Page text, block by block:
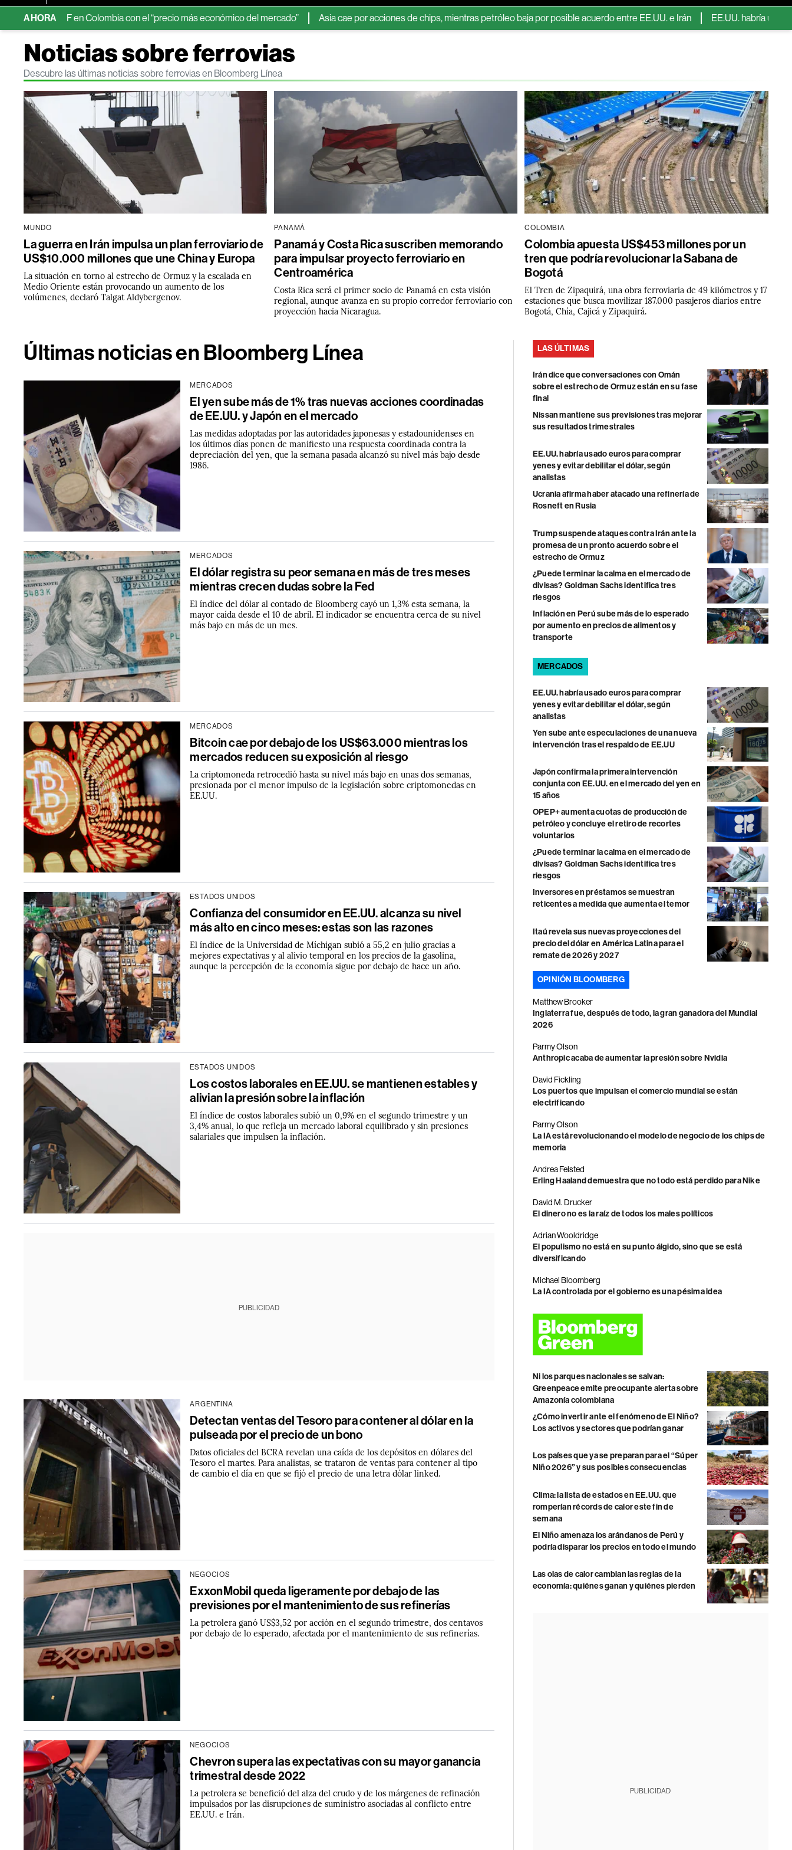
AHORA
ETF en Colombia con el “precio más económico del mercado” Asia cae por acciones de chips, mientras petróleo baja por posible acuerdo entre EE.UU. e Irán EE.UU. habría usado euros
Noticias sobre ferrovias
Descubre las últimas noticias sobre ferrovias en Bloomberg Línea
MUNDO
La guerra en Irán impulsa un plan ferroviario de
US$10.000 millones que une China y Europa
La situación en torno al estrecho de Ormuz y la escalada en
Medio Oriente están provocando un aumento de los
volúmenes, declaró Talgat Aldybergenov.
PANAMÁ
Panamá y Costa Rica suscriben memorando
para impulsar proyecto ferroviario en
Centroamérica
Costa Rica será el primer socio de Panamá en esta visión
regional, aunque avanza en su propio corredor ferroviario con
proyección hacia Nicaragua.
COLOMBIA
Colombia apuesta US$453 millones por un
tren que podría revolucionar la Sabana de
Bogotá
El Tren de Zipaquirá, una obra ferroviaria de 49 kilómetros y 17
estaciones que busca movilizar 187.000 pasajeros diarios entre
Bogotá, Chía, Cajicá y Zipaquirá.
Últimas noticias en Bloomberg Línea
MERCADOS
El yen sube más de 1% tras nuevas acciones coordinadas
de EE.UU. y Japón en el mercado
Las medidas adoptadas por las autoridades japonesas y estadounidenses en
los últimos días ponen de manifiesto una respuesta coordinada contra la
depreciación del yen, que la semana pasada alcanzó su nivel más bajo desde
1986.
MERCADOS
El dólar registra su peor semana en más de tres meses
mientras crecen dudas sobre la Fed
El índice del dólar al contado de Bloomberg cayó un 1,3% esta semana, la
mayor caída desde el 10 de abril. El indicador se encuentra cerca de su nivel
más bajo en más de un mes.
MERCADOS
Bitcoin cae por debajo de los US$63.000 mientras los
mercados reducen su exposición al riesgo
La criptomoneda retrocedió hasta su nivel más bajo en unas dos semanas,
presionada por el menor impulso de la legislación sobre criptomonedas en
EE.UU.
ESTADOS UNIDOS
Confianza del consumidor en EE.UU. alcanza su nivel
más alto en cinco meses: estas son las razones
El índice de la Universidad de Míchigan subió a 55,2 en julio gracias a
mejores expectativas y al alivio temporal en los precios de la gasolina,
aunque la percepción de la economía sigue por debajo de hace un año.
ESTADOS UNIDOS
Los costos laborales en EE.UU. se mantienen estables y
alivian la presión sobre la inflación
El índice de costos laborales subió un 0,9% en el segundo trimestre y un
3,4% anual, lo que refleja un mercado laboral equilibrado y sin presiones
salariales que impulsen la inflación.
PUBLICIDAD
ARGENTINA
Detectan ventas del Tesoro para contener al dólar en la
pulseada por el precio de un bono
Datos oficiales del BCRA revelan una caída de los depósitos en dólares del
Tesoro el martes. Para analistas, se trataron de ventas para contener al tipo
de cambio el día en que se fijó el precio de una letra dólar linked.
NEGOCIOS
ExxonMobil queda ligeramente por debajo de las
previsiones por el mantenimiento de sus refinerías
La petrolera ganó US$3,52 por acción en el segundo trimestre, dos centavos
por debajo de lo esperado, afectada por el mantenimiento de sus refinerías.
NEGOCIOS
Chevron supera las expectativas con su mayor ganancia
trimestral desde 2022
La petrolera se benefició del alza del crudo y de los márgenes de refinación
impulsados por las disrupciones de suministro asociadas al conflicto entre
EE.UU. e Irán.
LAS ÚLTIMAS
Irán dice que conversaciones con Omán
sobre el estrecho de Ormuz están en su fase
final
Nissan mantiene sus previsiones tras mejorar
sus resultados trimestrales
EE.UU. habría usado euros para comprar
yenes y evitar debilitar el dólar, según
analistas
Ucrania afirma haber atacado una refinería de
Rosneft en Rusia
Trump suspende ataques contra Irán ante la
promesa de un pronto acuerdo sobre el
estrecho de Ormuz
¿Puede terminar la calma en el mercado de
divisas? Goldman Sachs identifica tres
riesgos
Inflación en Perú sube más de lo esperado
por aumento en precios de alimentos y
transporte
MERCADOS
EE.UU. habría usado euros para comprar
yenes y evitar debilitar el dólar, según
analistas
Yen sube ante especulaciones de una nueva
intervención tras el respaldo de EE.UU
Japón confirma la primera intervención
conjunta con EE.UU. en el mercado del yen en
15 años
OPEP+ aumenta cuotas de producción de
petróleo y concluye el retiro de recortes
voluntarios
¿Puede terminar la calma en el mercado de
divisas? Goldman Sachs identifica tres
riesgos
Inversores en préstamos se muestran
reticentes a medida que aumenta el temor
Itaú revela sus nuevas proyecciones del
precio del dólar en América Latina para el
remate de 2026 y 2027
OPINIÓN BLOOMBERG
Matthew Brooker
Inglaterra fue, después de todo, la gran ganadora del Mundial
2026
Parmy Olson
Anthropic acaba de aumentar la presión sobre Nvidia
David Fickling
Los puertos que impulsan el comercio mundial se están
electrificando
Parmy Olson
La IA está revolucionando el modelo de negocio de los chips de
memoria
Andrea Felsted
Erling Haaland demuestra que no todo está perdido para Nike
David M. Drucker
El dinero no es la raíz de todos los males políticos
Adrian Wooldridge
El populismo no está en su punto álgido, sino que se está
diversificando
Michael Bloomberg
La IA controlada por el gobierno es una pésima idea
Ni los parques nacionales se salvan:
Greenpeace emite preocupante alerta sobre
Amazonía colombiana
¿Cómo invertir ante el fenómeno de El Niño?
Los activos y sectores que podrían ganar
Los países que ya se preparan para el “Súper
Niño 2026” y sus posibles consecuencias
Clima: la lista de estados en EE.UU. que
romperían récords de calor este fin de
semana
El Niño amenaza los arándanos de Perú y
podría disparar los precios en todo el mundo
Las olas de calor cambian las reglas de la
economía: quiénes ganan y quiénes pierden
PUBLICIDAD